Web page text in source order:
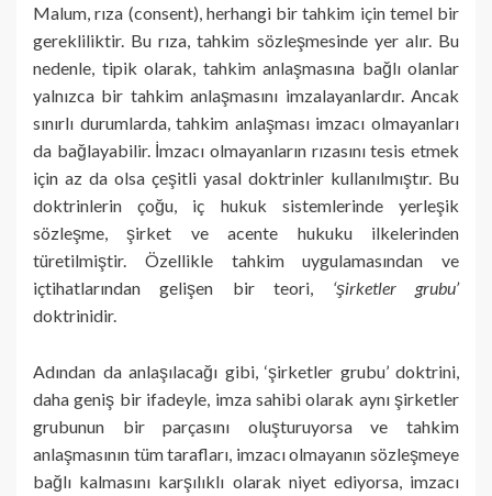
Malum, rıza (consent), herhangi bir tahkim için temel bir
gerekliliktir. Bu rıza, tahkim sözleşmesinde yer alır. Bu
nedenle, tipik olarak, tahkim anlaşmasına bağlı olanlar
yalnızca bir tahkim anlaşmasını imzalayanlardır. Ancak
sınırlı durumlarda, tahkim anlaşması imzacı olmayanları
da bağlayabilir. İmzacı olmayanların rızasını tesis etmek
için az da olsa çeşitli yasal doktrinler kullanılmıştır. Bu
doktrinlerin çoğu, iç hukuk sistemlerinde yerleşik
sözleşme, şirket ve acente hukuku ilkelerinden
türetilmiştir. Özellikle tahkim uygulamasından ve
içtihatlarından gelişen bir teori, ‘şirketler grubu’
doktrinidir.
Adından da anlaşılacağı gibi, ‘şirketler grubu’ doktrini,
daha geniş bir ifadeyle, imza sahibi olarak aynı şirketler
grubunun bir parçasını oluşturuyorsa ve tahkim
anlaşmasının tüm tarafları, imzacı olmayanın sözleşmeye
bağlı kalmasını karşılıklı olarak niyet ediyorsa, imzacı